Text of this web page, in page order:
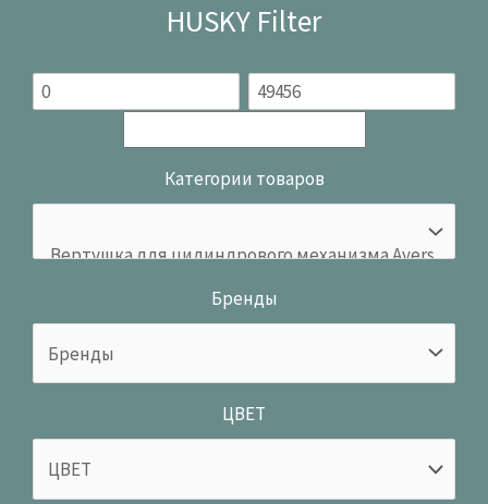
HUSKY Filter
Категории товаров
Бренды
ЦВЕТ